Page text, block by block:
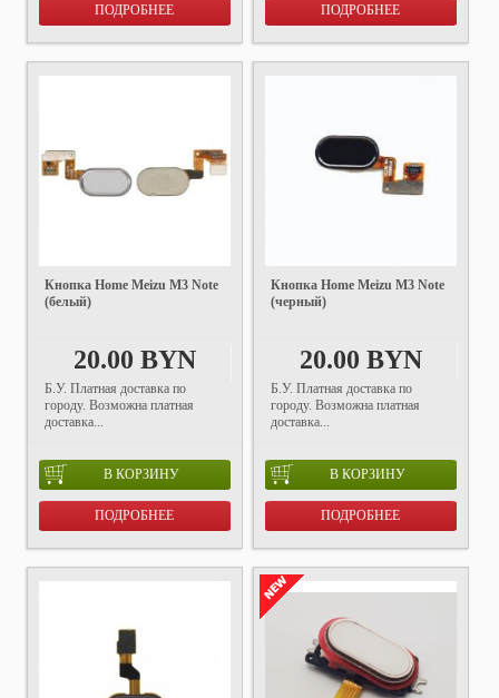
ПОДРОБНЕЕ ПОДРОБНЕЕ
Кнопка Home Meizu M3 Note
(белый)
20.00 BYN
Б.У. Платная доставка по
городу. Возможна платная
доставка...
В КОРЗИНУ
ПОДРОБНЕЕ
Кнопка Home Meizu M3 Note
(черный)
20.00 BYN
Б.У. Платная доставка по
городу. Возможна платная
доставка...
В КОРЗИНУ
ПОДРОБНЕЕ